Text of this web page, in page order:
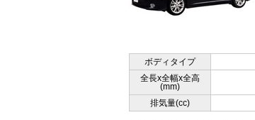
ボディタイプ
全長x全幅x全高
(mm)
排気量(cc)